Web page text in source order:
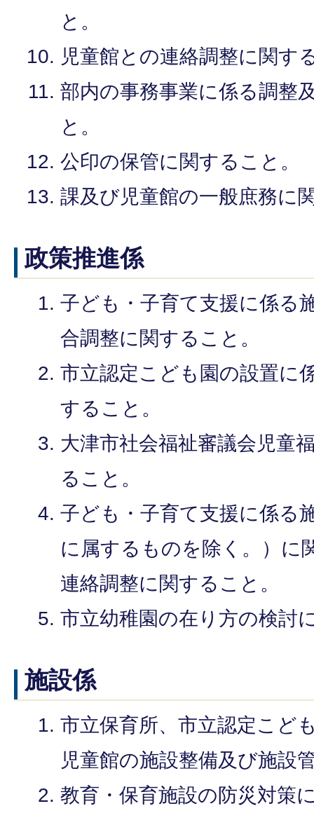
と。
児童館との連絡調整に関す
部内の事務事業に係る調整
と。
公印の保管に関すること。
課及び児童館の一般庶務に
政策推進係
子ども・子育て支援に係る
合調整に関すること。
市立認定こども園の設置に
すること。
大津市社会福祉審議会児童
ること。
子ども・子育て支援に係る
に属するものを除く。）に
連絡調整に関すること。
市立幼稚園の在り方の検討
施設係
市立保育所、市立認定こど
児童館の施設整備及び施設
教育・保育施設の防災対策